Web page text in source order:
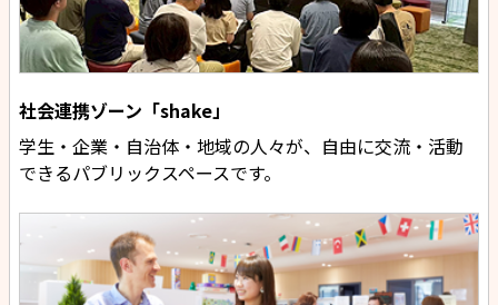
社会連携ゾーン「shake」
学生・企業・自治体・地域の人々が、自由に交流・活動
できるパブリックスペースです。